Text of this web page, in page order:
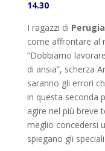
14.30
I ragazzi di Perugia
come affrontare al
“Dobbiamo
di ansia”, scherza
saranno gli errori
in questa seconda
agire nel più breve
meglio concedersi
spiegano gli